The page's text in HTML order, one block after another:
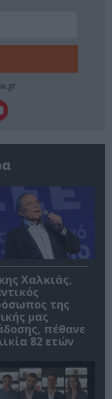
Χαλκιάς,
της
μας
πέθανε
82 ετών